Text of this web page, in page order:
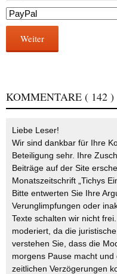
Weiter
KOMMENTARE ( 142 )
Liebe Leser!
Wir sind dankbar für Ihre
Beteiligung sehr. Ihre
Beiträge auf der Site
Monatszeitschrift „Tichys
Bitte entwerten Sie Ihre
Verunglimpfungen oder
Texte schalten wir nicht
moderiert, da die
verstehen Sie, dass die
morgens Pause macht
zeitlichen Verzögerungen